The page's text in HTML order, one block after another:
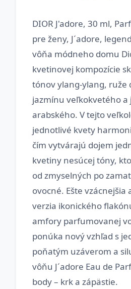
DIOR J'adore, 30 ml,
pre ženy, J´adore,
vôňa módneho domu
kvetinovej kompozície
tónov ylang-ylang, ruže
jazmínu veľkokvetého a
arabského. V tejto
jednotlivé kvety
čím vytvárajú dojem
kvetiny nesúcej tóny,
od zmyselných po
ovocné. Ešte
verzia ikonického
amfory parfumovanej
ponúka nový vzhľad s
poňatým uzáverom a
vôňu J´adore Eau de